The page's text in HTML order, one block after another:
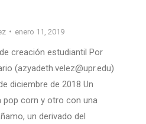
enero 11, 2019
creación estudiantil Por
(azyadeth.velez@upr.edu)
diciembre de 2018 Un
corn y otro con una
un derivado del